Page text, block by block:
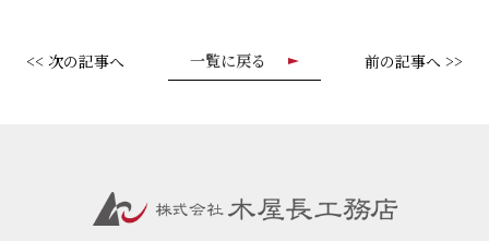
<< 次の記事へ 一覧に戻る 前の記事へ >>